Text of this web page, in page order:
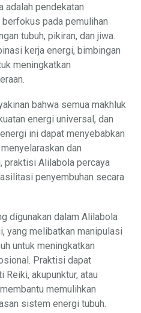
adalah pendekatan
pada pemulihan
tubuh, pikiran, dan jiwa.
kerja energi, bimbingan
meningkatkan
bahwa semua makhluk
energi universal, dan
ini dapat menyebabkan
dan
praktisi Alilabola percaya
penyembuhan secara
digunakan dalam Alilabola
yang melibatkan manipulasi
untuk meningkatkan
Praktisi dapat
akupunktur, atau
memulihkan
sistem energi tubuh.